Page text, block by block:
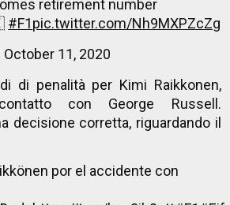
retirement number
#F1pic.twitter.com/Nh9MXPZcZg
October 11, 2020
di penalità per Kimi Raikkonen,
con George Russell.
decisione corretta, riguardando il
por el accidente con